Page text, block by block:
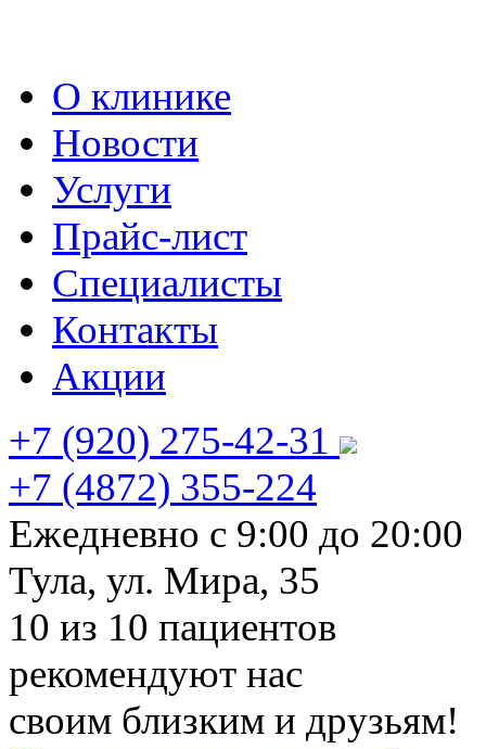
О клинике
Новости
Услуги
Прайс-лист
Специалисты
Контакты
Акции
+7 (920) 275-42-31
+7 (4872) 355-224
Ежедневно с 9:00 до 20:00
Тула, ул. Мира, 35
10 из 10 пациентов
рекомендуют нас
своим близким и друзьям!